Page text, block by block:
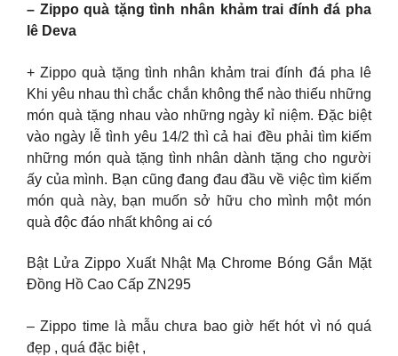
– Zippo quà tặng tình nhân khảm trai đính đá pha
lê Deva
+ Zippo quà tặng tình nhân khảm trai đính đá pha lê
Khi yêu nhau thì chắc chắn không thể nào thiếu những
món quà tặng nhau vào những ngày kỉ niệm. Đặc biệt
vào ngày lễ tình yêu 14/2 thì cả hai đều phải tìm kiếm
những món quà tặng tình nhân dành tặng cho người
ấy của mình. Bạn cũng đang đau đầu về việc tìm kiếm
món quà này, bạn muốn sở hữu cho mình một món
quà độc đáo nhất không ai có
Bật Lửa Zippo Xuất Nhật Mạ Chrome Bóng Gắn Mặt
Đồng Hồ Cao Cấp ZN295
– Zippo time là mẫu chưa bao giờ hết hót vì nó quá
đẹp , quá đặc biệt ,